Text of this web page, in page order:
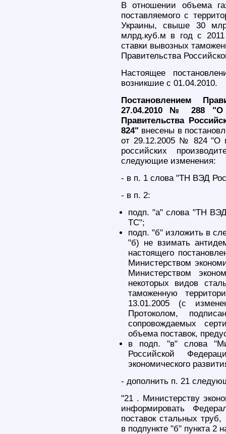
В отношении объема
поставляемого с
Украины, свыше 30
млрд.куб.м в год с
ставки вывозных
Правительства
Настоящее
возникшие с 01.04.2010.
Постановлением
27.04.2010 № 288 "О
Правительства
824" внесены в
от 29.12.2005 № 824 "О
российских
следующие изменения:
- в п. 1 слова "ТН ВЭД
- в п. 2:
подп. "а" слова "ТН
ТС";
подп. "б" изложить в
"б) не взимать
настоящего
Министерством
Министерством
некоторых видов
таможенную
13.01.2005 (с
Протоколом,
сопровождаемых
объема поставок,
в подп. "в" слова
Российской
экономического
- дополнить п. 21
"21 . Министерству
информировать
поставок стальных
в подпункте "б" пункта 2